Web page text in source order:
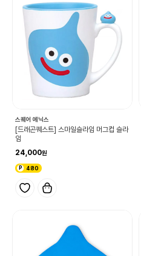
스퀘어 에닉스
[드래곤퀘스트] 스마일슬라임 머그컵 슬라
임
24,000
480